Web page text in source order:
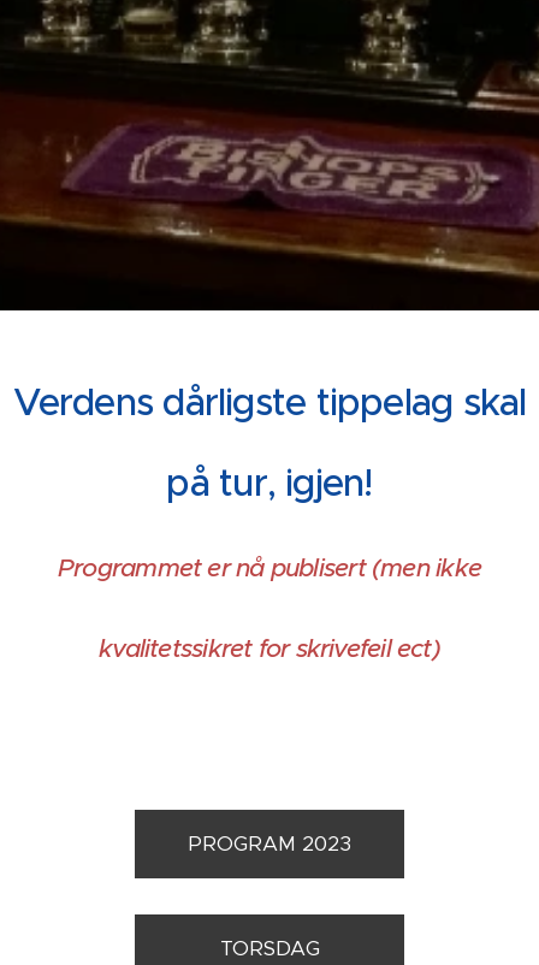
Verdens dårligste tippelag skal
på tur, igjen!
Programmet er nå publisert (men ikke
kvalitetssikret for skrivefeil ect)
PROGRAM 2023
TORSDAG